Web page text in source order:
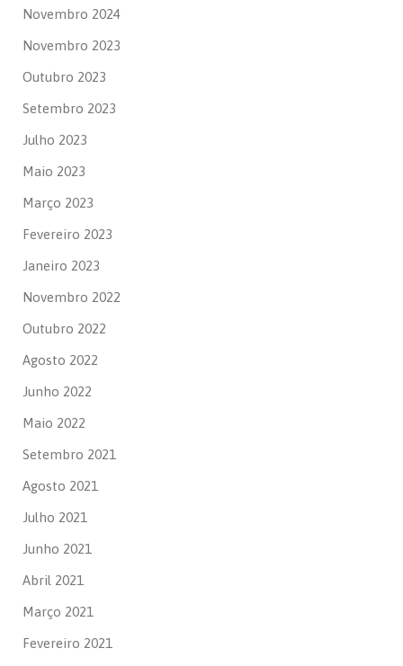
Novembro 2024
Novembro 2023
Outubro 2023
Setembro 2023
Julho 2023
Maio 2023
Março 2023
Fevereiro 2023
Janeiro 2023
Novembro 2022
Outubro 2022
Agosto 2022
Junho 2022
Maio 2022
Setembro 2021
Agosto 2021
Julho 2021
Junho 2021
Abril 2021
Março 2021
Fevereiro 2021